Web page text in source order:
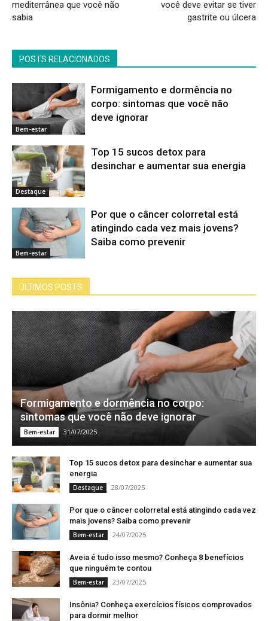
mediterrânea que você não
sabia
você deve evitar se tiver
gastrite ou úlcera
POSTS RELACIONADOS
Bem-estar
Formigamento e dormência no
corpo: sintomas que você não
deve ignorar
Destaque
Top 15 sucos detox para
desinchar e aumentar sua energia
Bem-estar
Por que o câncer colorretal está
atingindo cada vez mais jovens?
Saiba como prevenir
ÚLTIMOS POSTS
Formigamento e dormência no corpo:
sintomas que você não deve ignorar
Bem-estar 31/07/2025
Top 15 sucos detox para desinchar e aumentar sua
energia
Destaque 28/07/2025
Por que o câncer colorretal está atingindo cada vez
mais jovens? Saiba como prevenir
Bem-estar 24/07/2025
Aveia é tudo isso mesmo? Conheça 8 benefícios
que ninguém te contou
Bem-estar 23/07/2025
Insônia? Conheça exercícios físicos comprovados
para dormir melhor